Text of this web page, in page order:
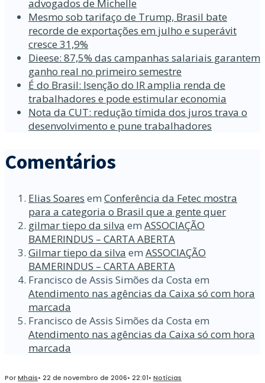
advogados de Michelle
Mesmo sob tarifaço de Trump, Brasil bate
recorde de exportações em julho e superávit
cresce 31,9%
Dieese: 87,5% das campanhas salariais garantem
ganho real no primeiro semestre
É do Brasil: Isenção do IR amplia renda de
trabalhadores e pode estimular economia
Nota da CUT: redução tímida dos juros trava o
desenvolvimento e pune trabalhadores
Comentários
Elias Soares em Conferência da Fetec mostra
para a categoria o Brasil que a gente quer
gilmar tiepo da silva em ASSOCIAÇÃO
BAMERINDUS – CARTA ABERTA
Gilmar tiepo da silva em ASSOCIAÇÃO
BAMERINDUS – CARTA ABERTA
Francisco de Assis Simões da Costa em
Atendimento nas agências da Caixa só com hora
marcada
Francisco de Assis Simões da Costa em
Atendimento nas agências da Caixa só com hora
marcada
PorMhais• 22 de novembro de 2006• 22:01• Notícias